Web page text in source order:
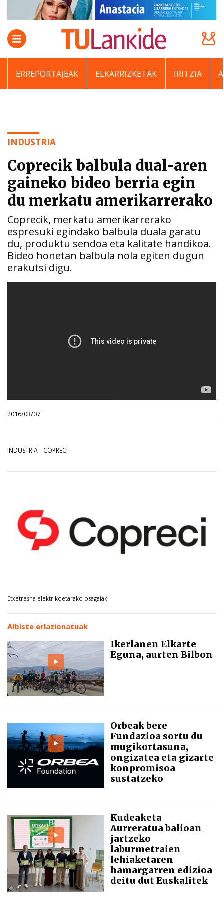
ERREPORTAJEAK ELKARRIZKETAK IRITZIA
INDUSTRIA
Coprecik balbula dual-aren
gaineko bideo berria egin
du merkatu amerikarrerako
Coprecik, merkatu amerikarrerako
espresuki egindako balbula duala garatu
du, produktu sendoa eta kalitate handikoa.
Bideo honetan balbula nola egiten dugun
erakutsi digu.
2016/03/07
INDUSTRIA COPRECI
Etxetresna elektrikoetarako osagaiak
Albiste erlazionatuak
Ikerlanen Elkarte
Eguna, aurten Bilbon
Orbeak bere
Fundazioa sortu du
mugikortasuna,
ongizatea eta gizarte
konpromisoa
sustatzeko
Kudeaketa
Aurreratua balioan
jartzeko
laburmetraien
lehiaketaren
hamargarren edizioa
deitu dut Euskalitek